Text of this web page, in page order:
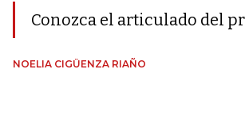
Conozca el articulado del
NOELIA CIGÜENZA RIAÑO